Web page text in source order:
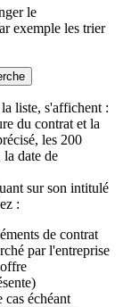
le
exemple les trier
liste, s'affichent :
du contrat et la
les 200
la date de
sur son intitulé
:
de contrat
par l'entreprise
échéant